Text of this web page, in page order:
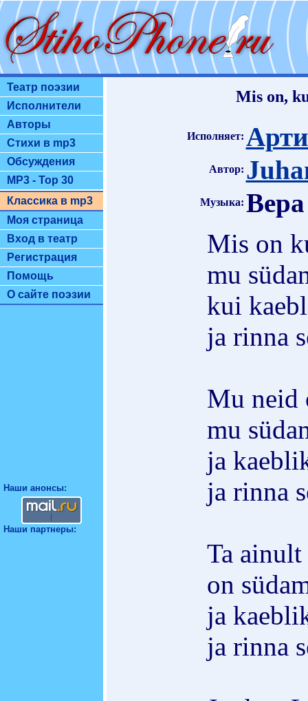
Театр поэзии
Исполнители
Авторы
Стихи в mp3
Обсуждения
MP3 - Top 30
Классика в mp3
Моя страница
Вход в театр
Регистрация
Помощь
О сайте поэзии
Наши анонсы:
Наши партнеры:
Mis on,
Исполняет:
Автор:
Музыка:
Mis on
mu
kui
ja rinna
Mu neid
mu
ja
ja rinna
Ta
on
ja
ja rinna